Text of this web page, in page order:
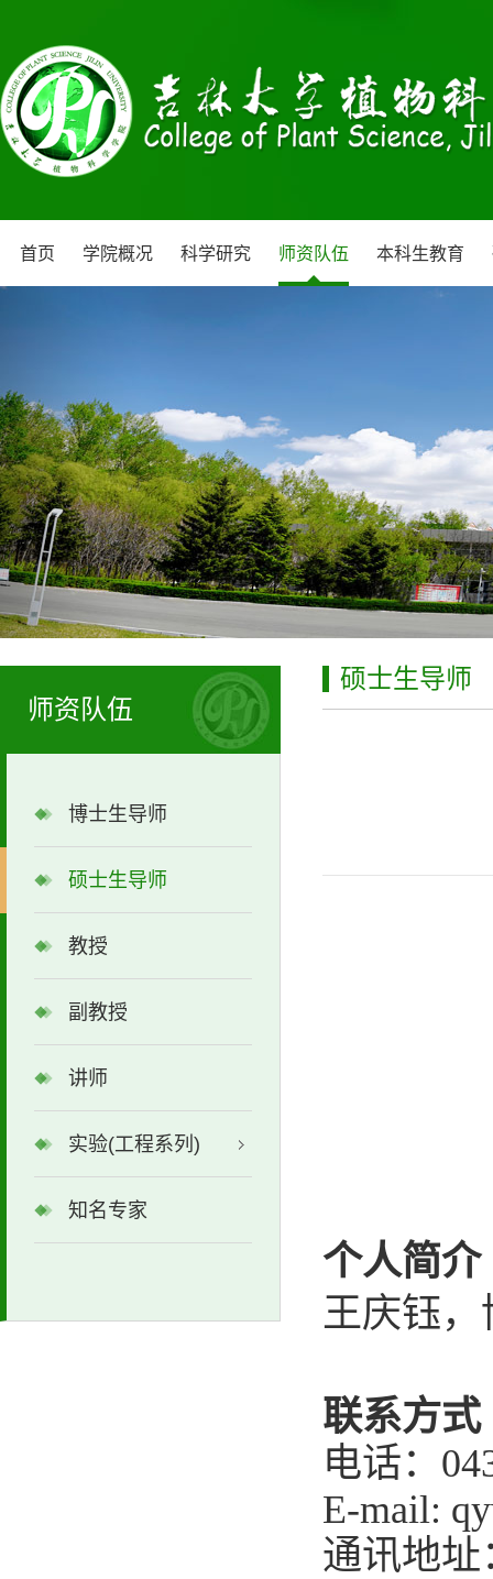
首页 学院概况 科学研究 师资队伍 本科生教育
师资队伍
博士生导师
硕士生导师
教授
副教授
讲师
实验(工程系列)
知名专家
硕士生导师
个人简介
王庆钰
联系方式
电话：
E-mail:
通讯地